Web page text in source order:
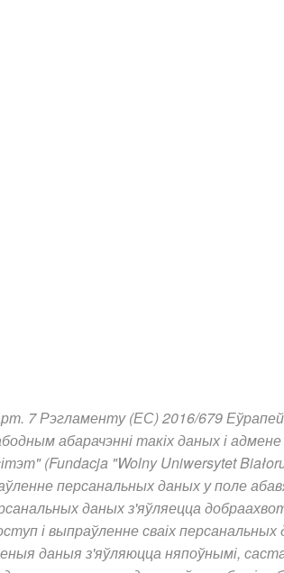
7 Рэгламенту (ЕС) 2016/679
абарачэнні такіх даных і
(Fundacja "Wolny Uniwersytet
персанальных даных у поле
даных з'яўляецца
і выпраўленне сваіх
даныя з'яўляюцца няпоўнымі,